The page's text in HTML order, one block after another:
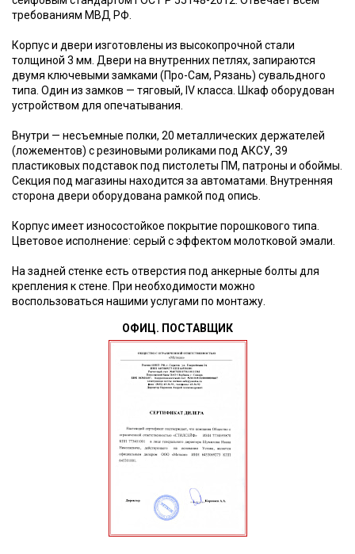
требованиям МВД РФ.
Корпус и двери изготовлены из высокопрочной стали
толщиной 3 мм. Двери на внутренних петлях, запираются
двумя ключевыми замками (Про-Сам, Рязань) сувальдного
типа. Один из замков — тяговый, IV класса. Шкаф оборудован
устройством для опечатывания.
Внутри — несъемные полки, 20 металлических держателей
(ложементов) с резиновыми роликами под АКСУ, 39
пластиковых подставок под пистолеты ПМ, патроны и обоймы.
Секция под магазины находится за автоматами. Внутренняя
сторона двери оборудована рамкой под опись.
Корпус имеет износостойкое покрытие порошкового типа.
Цветовое исполнение: серый с эффектом молотковой эмали.
На задней стенке есть отверстия под анкерные болты для
крепления к стене. При необходимости можно
воспользоваться нашими услугами по монтажу.
ОФИЦ. ПОСТАВЩИК